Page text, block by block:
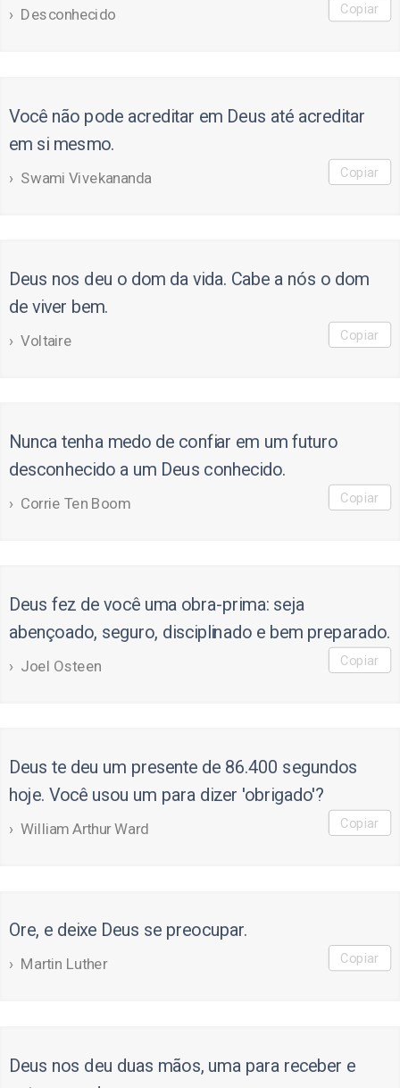
Desconhecido Copiar
Você não pode acreditar em Deus até acreditar
em si mesmo.
Swami Vivekananda Copiar
Deus nos deu o dom da vida. Cabe a nós o dom
de viver bem.
Voltaire Copiar
Nunca tenha medo de confiar em um futuro
desconhecido a um Deus conhecido.
Corrie Ten Boom Copiar
Deus fez de você uma obra-prima: seja
abençoado, seguro, disciplinado e bem preparado.
Joel Osteen Copiar
Deus te deu um presente de 86.400 segundos
hoje. Você usou um para dizer 'obrigado'?
William Arthur Ward Copiar
Ore, e deixe Deus se preocupar.
Martin Luther Copiar
Deus nos deu duas mãos, uma para receber e